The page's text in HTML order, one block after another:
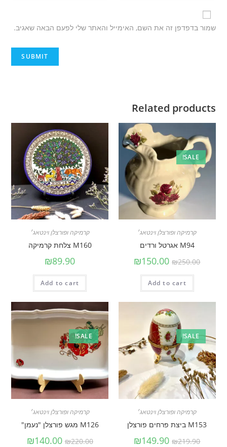
שמור בדפדפן זה את השם, האימייל והאתר שלי לפעם הבאה שאגיב.
Related products
SALE!
קרמיקה ופורצלן וינטאג׳
M94 אגרטל ורדים
₪250.00
₪150.00
Add to cart
קרמיקה ופורצלן וינטאג׳
M160 צלחת קרמיקה
₪89.90
Add to cart
SALE!
קרמיקה ופורצלן וינטאג׳
M153 ביצת פרחים פורצלן
₪219.90
₪149.90
SALE!
קרמיקה ופורצלן וינטאג׳
M126 מגש פורצלן "נעמן"
₪220.00
₪140.00